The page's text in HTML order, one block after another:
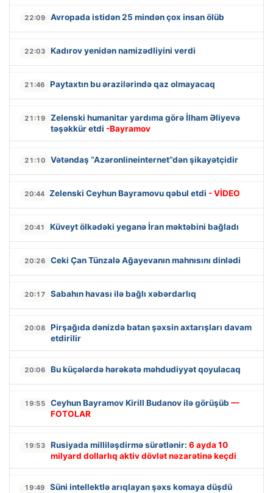
22:09 Avropada istidən 25 mindən çox insan ölüb
22:03 Kadırov yenidən namizədliyini verdi
21:46 Paytaxtın bu ərazilərində qaz olmayacaq
21:19
Zelenski humanitar yardıma görə İlham Əliyevə
təşəkkür etdi -Bayramov
21:10 Vətəndaş “Azəronlineinternet”dən şikayətçidir
20:44 Zelenski Ceyhun Bayramovu qəbul etdi - VİDEO
20:41 Küveyt ölkədəki yeganə İran məktəbini bağladı
20:26 Ceki Çan Tünzalə Ağayevanın mahnısını dinlədi
20:17 Sabahın havası ilə bağlı xəbərdarlıq
20:08
Pirşağıda dənizdə batan şəxsin axtarışları davam
etdirilir
20:06 Bu küçələrdə hərəkətə məhdudiyyət qoyulacaq
19:55 Ceyhun Bayramov Kirill Budanov ilə görüşüb —
FOTOLAR
19:53 Rusiyada milliləşdirmə sürətlənir: 6 ayda 10
milyard dollarlıq aktiv dövlət nəzarətinə keçdi
19:49 Süni intellektlə arıqlayan şəxs komaya düşdü